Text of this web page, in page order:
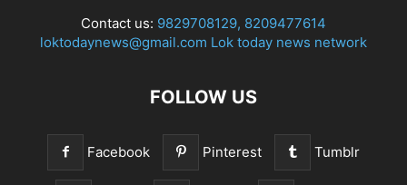
Contact us: 9829708129, 8209477614
loktodaynews@gmail.com Lok today news network
FOLLOW US
Facebook Pinterest Tumblr